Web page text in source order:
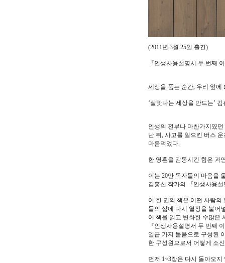
(2011년 3월 25일 출간)
『인생사용설명서 두 번째
세상을 품는 순간, 우리 앞에
‘살맛나는 세상을 만드는’
인생의 전부나 마찬가지였
난 뒤, 사고를 일으킨 버스
마음먹었다.
한 영혼을 감동시킨 힘은 과
이는 20만 독자들의 마음을
김홍신 작가의 『인생사용
이 한 권의 책은 어떤 사람
들의 삶에 다시 열정을 불어
이 책을 읽고 변화한 수많은
『인생사용설명서 두 번째
일곱 가지 물음으로 구성된
한 구성원으로서 어떻게 소
먼저 1~3장은 다시 돌아오